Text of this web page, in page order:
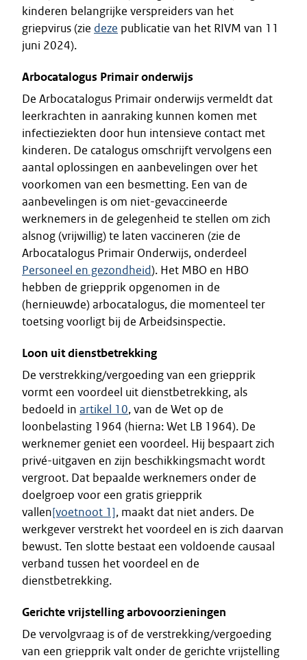
kinderen belangrijke verspreiders van het
griepvirus (zie deze publicatie van het RIVM van 11
juni 2024).
Arbocatalogus Primair onderwijs
De Arbocatalogus Primair onderwijs vermeldt dat
leerkrachten in aanraking kunnen komen met
infectieziekten door hun intensieve contact met
kinderen. De catalogus omschrijft vervolgens een
aantal oplossingen en aanbevelingen over het
voorkomen van een besmetting. Een van de
aanbevelingen is om niet-gevaccineerde
werknemers in de gelegenheid te stellen om zich
alsnog (vrijwillig) te laten vaccineren (zie de
Arbocatalogus Primair Onderwijs, onderdeel
Personeel en gezondheid). Het MBO en HBO
hebben de griepprik opgenomen in de
(hernieuwde) arbocatalogus, die momenteel ter
toetsing voorligt bij de Arbeidsinspectie.
Loon uit dienstbetrekking
De verstrekking/vergoeding van een griepprik
vormt een voordeel uit dienstbetrekking, als
bedoeld in artikel 10, van de Wet op de
loonbelasting 1964 (hierna: Wet LB 1964). De
werknemer geniet een voordeel. Hij bespaart zich
privé-uitgaven en zijn beschikkingsmacht wordt
vergroot. Dat bepaalde werknemers onder de
doelgroep voor een gratis griepprik
vallen[voetnoot 1], maakt dat niet anders. De
werkgever verstrekt het voordeel en is zich daarvan
bewust. Ten slotte bestaat een voldoende causaal
verband tussen het voordeel en de
dienstbetrekking.
Gerichte vrijstelling arbovoorzieningen
De vervolgvraag is of de verstrekking/vergoeding
van een griepprik valt onder de gerichte vrijstelling